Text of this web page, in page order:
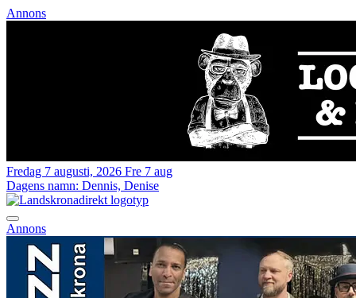
Annons
Fredag 7 augusti, 2026 Fre 7 aug
Dagens namn: Dennis, Denise
Annons